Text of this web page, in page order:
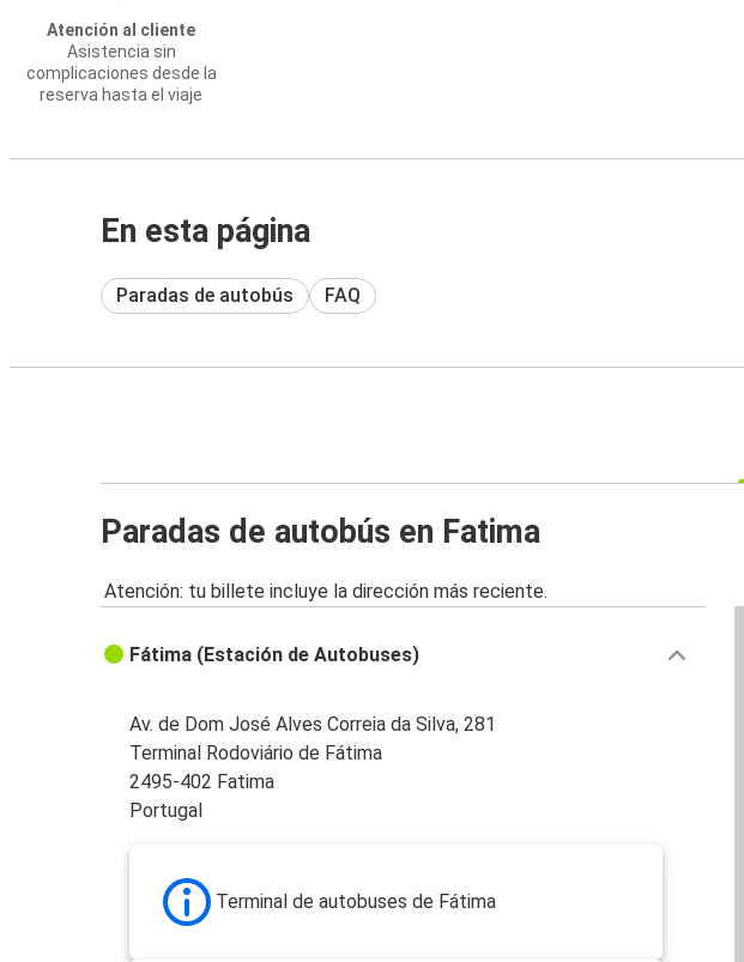
Atención al cliente
Asistencia sin
complicaciones desde la
reserva hasta el viaje
En esta página
Paradas de autobús FAQ
Paradas de autobús en Fatima
Atención: tu billete incluye la dirección más reciente.
Fátima (Estación de Autobuses)
Av. de Dom José Alves Correia da Silva, 281
Terminal Rodoviário de Fátima
2495-402 Fatima
Portugal
Terminal de autobuses de Fátima